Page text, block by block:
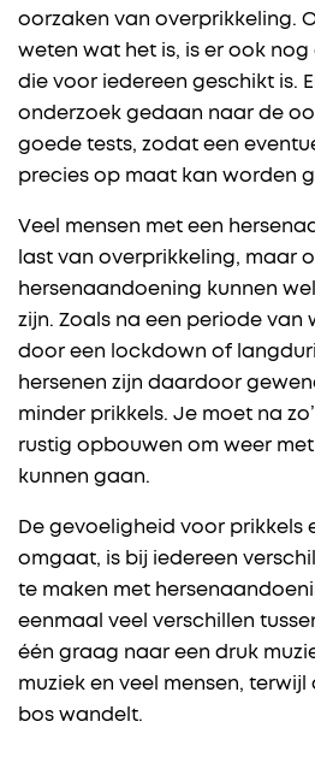
oorzaken van overprikkeling.
weten wat het is, is er ook
die voor iedereen geschikt is.
onderzoek gedaan naar de
goede tests, zodat een
precies op maat kan worden
Veel mensen met een
last van overprikkeling, maar
hersenaandoening kunnen
zijn. Zoals na een periode van
door een lockdown of
hersenen zijn daardoor
minder prikkels. Je moet na
rustig opbouwen om weer
kunnen gaan.
De gevoeligheid voor prikkels
omgaat, is bij iedereen
te maken met
eenmaal veel verschillen
één graag naar een druk
muziek en veel mensen,
bos wandelt.